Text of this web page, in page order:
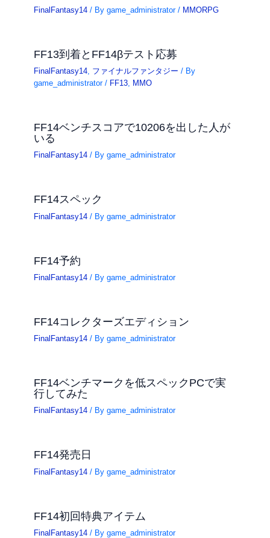
FinalFantasy14 / Bygame_administrator/ MMORPG
FF13到着とFF14βテスト応募
FinalFantasy14, ファイナルファンタジー / By
game_administrator/ FF13, MMO
FF14ベンチスコアで10206を出した人が
いる
FinalFantasy14 / Bygame_administrator
FF14スペック
FinalFantasy14 / Bygame_administrator
FF14予約
FinalFantasy14 / Bygame_administrator
FF14コレクターズエディション
FinalFantasy14 / Bygame_administrator
FF14ベンチマークを低スペックPCで実
行してみた
FinalFantasy14 / Bygame_administrator
FF14発売日
FinalFantasy14 / Bygame_administrator
FF14初回特典アイテム
FinalFantasy14 / Bygame_administrator